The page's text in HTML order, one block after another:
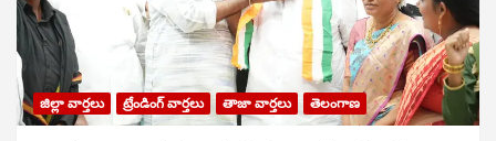
జిల్లా వార్తలు ట్రేండింగ్ వార్తలు తాజా వార్తలు తెలంగాణ